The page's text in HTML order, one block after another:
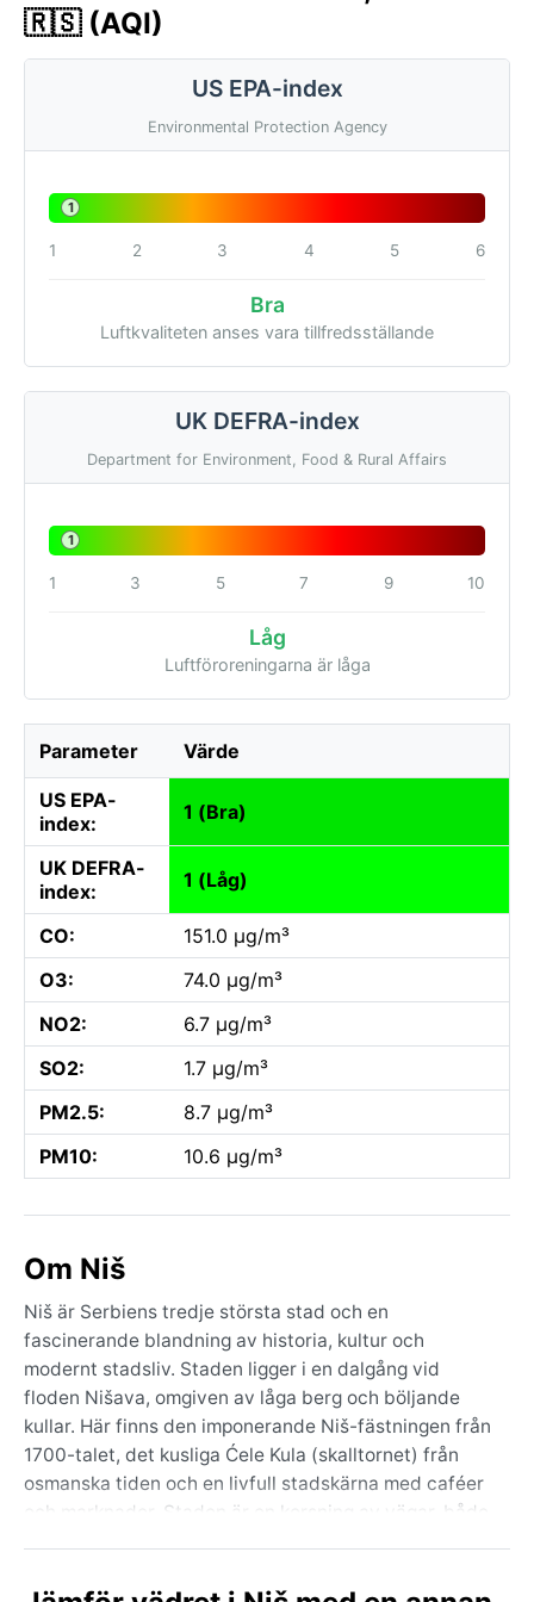
🇷🇸 (AQI)
US EPA-index
Environmental Protection Agency
1
1 2 3 4 5 6
Bra
Luftkvaliteten anses vara tillfredsställande
UK DEFRA-index
Department for Environment, Food & Rural Affairs
1
1 3 5 7 9 10
Låg
Luftföroreningarna är låga
Parameter Värde
US EPA-
index:
1 (Bra)
UK DEFRA-
index:
1 (Låg)
CO:
151.0 µg/m³
O3:
74.0 µg/m³
NO2:
6.7 µg/m³
SO2:
1.7 µg/m³
PM2.5:
8.7 µg/m³
PM10:
10.6 µg/m³
Om Niš
Niš är Serbiens tredje största stad och en
fascinerande blandning av historia, kultur och
modernt stadsliv. Staden ligger i en dalgång vid
floden Nišava, omgiven av låga berg och böljande
kullar. Här finns den imponerande Niš-fästningen från
1700-talet, det kusliga Ćele Kula (skalltornet) från
osmanska tiden och en livfull stadskärna med caféer
och marknader. Staden är en korsning av vägar, både
avslappnad, gästvänlig och med en stark känsla av